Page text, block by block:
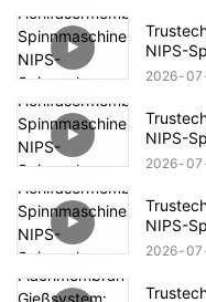
NIPS-
2026 07
NIPS-
2026 07
NIPS-
2026 07